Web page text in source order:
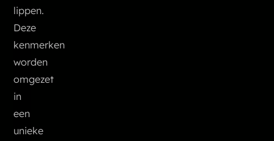
lippen.
Deze
kenmerken
worden
omgezet
in
een
unieke